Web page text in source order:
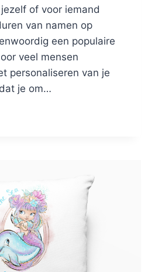
of voor iemand
van namen op
een populaire
veel mensen
personaliseren van je
je om…